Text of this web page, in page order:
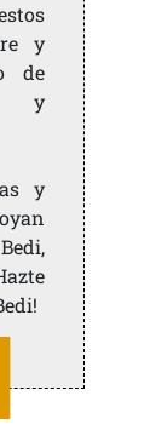
y
de
y
y